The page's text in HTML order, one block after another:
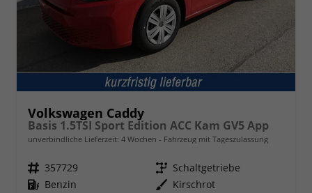
Volkswagen Caddy
Basis 1.5TSI Sport Edition ACC Kam GV5 App
unverbindliche Lieferzeit: 4 Wochen Fahrzeug mit Tageszulassung
Fahrzeugnr. 357729 Getriebe Schaltgetriebe
Kraftstoff Benzin Außenfarbe Kirschrot